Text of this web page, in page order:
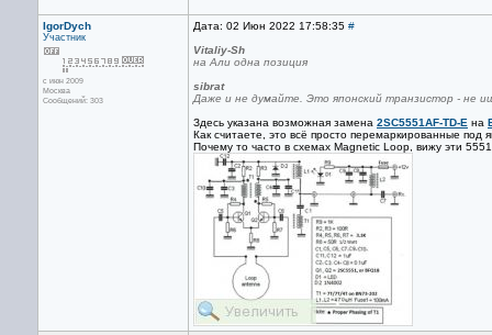
IgorDych
Участник
с июн 2009
Москва
Сообщений: 303
Дата: 02 Июн 2022 17:58:35 #
Vitaliy-Sh
на Али одна позиция
sibrat
Даже и не думайте. Это японский транзистор - не
Здесь указана возможная замена 2SC5551AF-TD-E на
Как считаете, это всё просто перемаркированные под
Почему то часто в схемах Magnetic Loop, вижу эти